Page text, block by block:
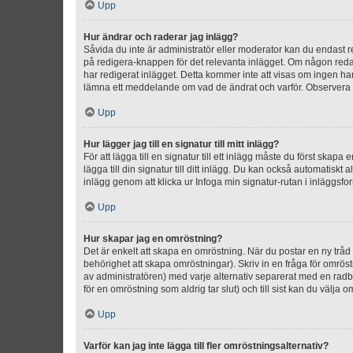
Upp
Hur ändrar och raderar jag inlägg?
Såvida du inte är administratör eller moderator kan du
på redigera-knappen för det relevanta inlägget. Om någon
har redigerat inlägget. Detta kommer inte att visas om ingen
lämna ett meddelande om vad de ändrat och varför.
Upp
Hur lägger jag till en signatur till mitt inlägg?
För att lägga till en signatur till ett inlägg måste du först
lägga till din signatur till ditt inlägg. Du kan också
inlägg genom att klicka ur Infoga min signatur-rutan i
Upp
Hur skapar jag en omröstning?
Det är enkelt att skapa en omröstning. När du postar en ny
behörighet att skapa omröstningar). Skriv in en fråga för
av administratören) med varje alternativ separerat med en
för en omröstning som aldrig tar slut) och till sist kan du välja
Upp
Varför kan jag inte lägga till fler omröstningsalternativ?